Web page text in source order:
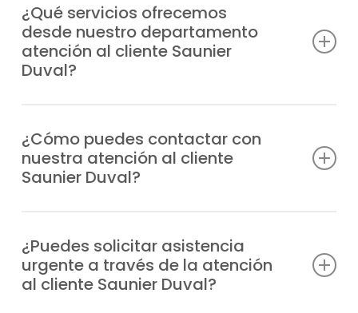
¿Qué servicios ofrecemos
desde nuestro departamento
atención al cliente Saunier
Duval?
solicitudes de reparación, información
sobre garantías y todo lo relacionado con
tus equipos Saunier Duval.
¿Cómo puedes contactar con
nuestra atención al cliente
Saunier Duval?
teléfono o escribirnos un WhatsApp;
siempre tendrás respuesta rápida y
personalizada.
¿Puedes solicitar asistencia
urgente a través de la atención
al cliente Saunier Duval?